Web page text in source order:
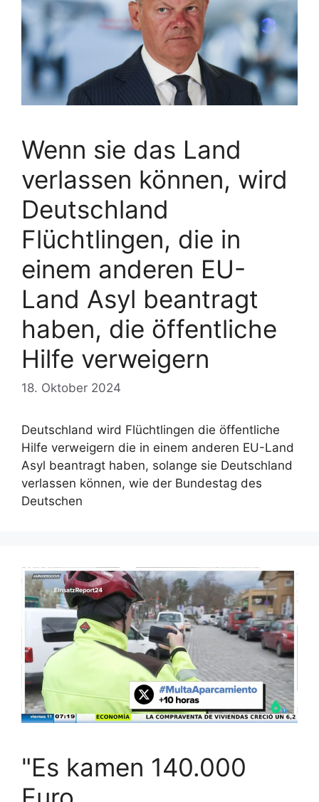
Wenn sie das Land
verlassen können, wird
Deutschland
Flüchtlingen, die in
einem anderen EU-
Land Asyl beantragt
haben, die öffentliche
Hilfe verweigern
18. Oktober 2024
Deutschland wird Flüchtlingen die öffentliche
Hilfe verweigern die in einem anderen EU-Land
Asyl beantragt haben, solange sie Deutschland
verlassen können, wie der Bundestag des
Deutschen
"Es kamen 140.000